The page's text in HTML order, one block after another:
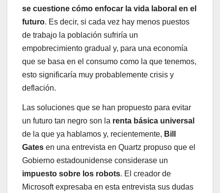
se cuestione cómo enfocar la vida laboral en el
futuro. Es decir, si cada vez hay menos puestos
de trabajo la población sufriría un
empobrecimiento gradual y, para una economía
que se basa en el consumo como la que tenemos,
esto significaría muy probablemente crisis y
deflación.
Las soluciones que se han propuesto para evitar
un futuro tan negro son la renta básica universal
de la que ya hablamos y, recientemente, Bill
Gates en una entrevista en Quartz propuso que el
Gobierno estadounidense considerase un
impuesto sobre los robots. El creador de
Microsoft expresaba en esta entrevista sus dudas